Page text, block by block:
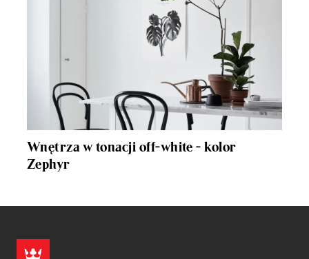
Wnętrza w tonacji off-white - kolor
Zephyr